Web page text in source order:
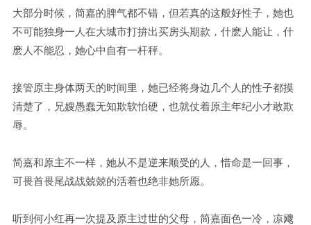
大部分时候，简嘉的脾气都不错，但若真的这般好性子，她也
不可能独身一人在大城市打拚出买房头期款，什麽人能让，什
麽人不能忍，她心中自有一杆秤。
接管原主身体两天的时间里，她已经将身边几个人的性子都摸
清楚了，兄嫂愚蠢无知欺软怕硬，也就仗着原主年纪小才敢欺
辱。
简嘉和原主不一样，她从不是逆来顺受的人，惜命是一回事，
可畏首畏尾战战兢兢的活着也绝非她所愿。
听到何小红再一次提及原主过世的父母，简嘉面色一冷，凉飕